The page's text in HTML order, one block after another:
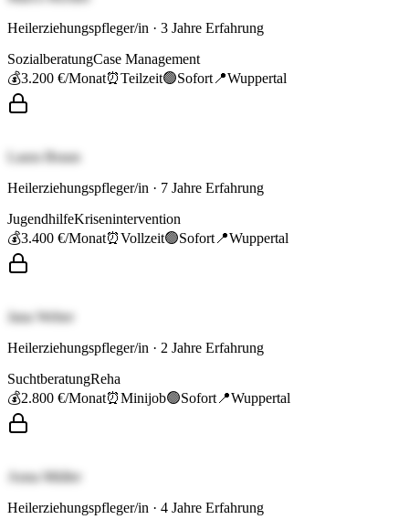
Heilerziehungspfleger/in · 3 Jahre Erfahrung
SozialberatungCase Management
💰3.200 €/Monat⏰Teilzeit🟢Sofort 📍Wuppertal
Laura Braun
Heilerziehungspfleger/in · 7 Jahre Erfahrung
JugendhilfeKrisenintervention
💰3.400 €/Monat⏰Vollzeit🟢Sofort 📍Wuppertal
Jana Weber
Heilerziehungspfleger/in · 2 Jahre Erfahrung
SuchtberatungReha
💰2.800 €/Monat⏰Minijob🟢Sofort 📍Wuppertal
Anna Müller
Heilerziehungspfleger/in · 4 Jahre Erfahrung